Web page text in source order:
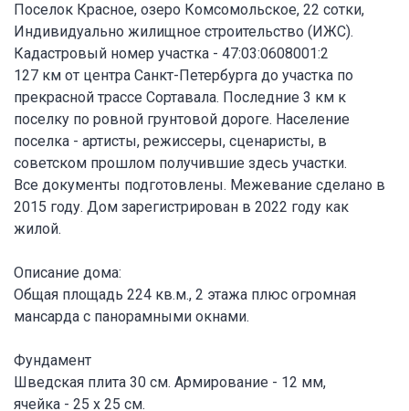
Поселок Красное, озеро Комсомольское, 22 сотки,
Индивидуально жилищное строительство (ИЖС).
Кадастровый номер участка - 47:03:0608001:2
127 км от центра Санкт-Петербурга до участка по
прекрасной трассе Сортавала. Последние 3 км к
поселку по ровной грунтовой дороге. Население
поселка - артисты, режиссеры, сценаристы, в
советском прошлом получившие здесь участки.
Все документы подготовлены. Межевание сделано в
2015 году. Дом зарегистрирован в 2022 году как
жилой.
Описание дома:
Общая площадь 224 кв.м., 2 этажа плюс огромная
мансарда с панорамными окнами.
Фундамент
Шведская плита 30 см. Армирование - 12 мм,
ячейка - 25 х 25 см.